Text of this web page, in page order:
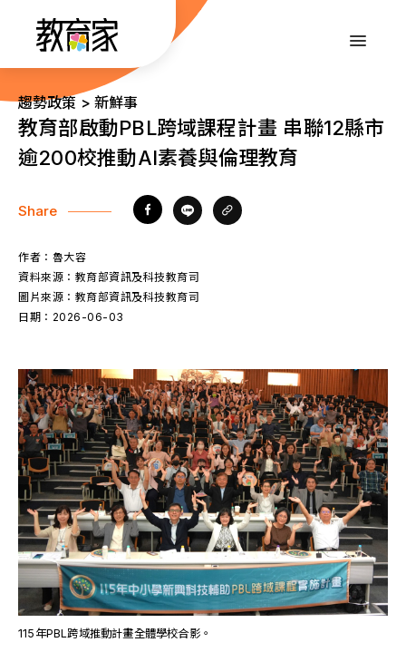
內
::: 趨勢政策 > 新鮮事
教育部啟動PBL跨域課程計畫 串聯12縣市
逾200校推動AI素養與倫理教育
Share
作者： 魯大容
資料來源： 教育部資訊及科技教育司
圖片來源： 教育部資訊及科技教育司
日期： 2026-06-03
115年PBL跨域推動計畫全體學校合影。